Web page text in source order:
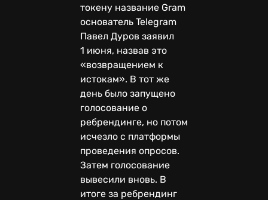
токену название Gram
основатель Telegram
Павел Дуров заявил
1 июня, назвав это
«возвращением к
истокам». В тот же
день было запущено
голосование о
ребрендинге, но потом
исчезло с платформы
проведения опросов.
Затем голосование
вывесили вновь. В
итоге за ребрендинг